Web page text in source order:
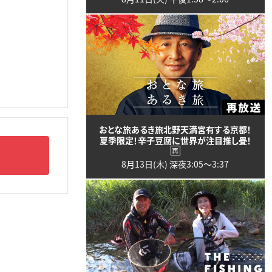
おとな旅あるき旅北野天満宮有する京都！
夏季限定！辛子豆腐に世界が注目推し畳！
再
8月13日(木) 深夜3:05〜3:37